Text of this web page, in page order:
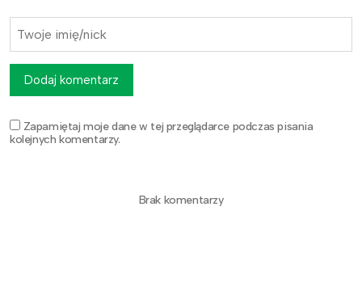
Zapamiętaj moje dane w tej przeglądarce podczas pisania
kolejnych komentarzy.
Dodaj komentarz
Brak komentarzy